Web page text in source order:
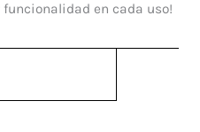
funcionalidad en cada uso!